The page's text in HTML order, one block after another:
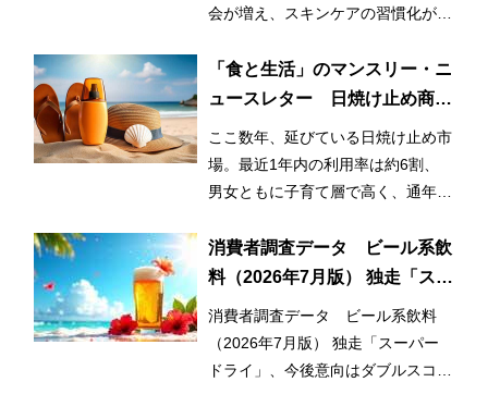
会が増え、スキンケアの習慣化が始
「食と生活」のマンスリー・ニ
ュースレター 日焼け止め商品
の利用率が3割増！ 日常的かつ
早期化・長期化する日焼け止め
市場
ここ数年、延びている日焼け止め市
場。最近1年内の利用率は約6割、
男女ともに子育て層で高く、通年利
とつの要因となっている。
消費者調査データ ビール系飲
料（2026年7月版） 独走「スー
パードライ」、今後意向はダブ
ルスコアに
消費者調査データ ビール系飲料
（2026年7月版） 独走「スーパー
ドライ」、今後意向はダブルスコア